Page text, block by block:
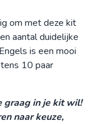
om met deze kit
aantal duidelijke
is een mooi
10 paar
graag in je kit wil!
naar keuze,